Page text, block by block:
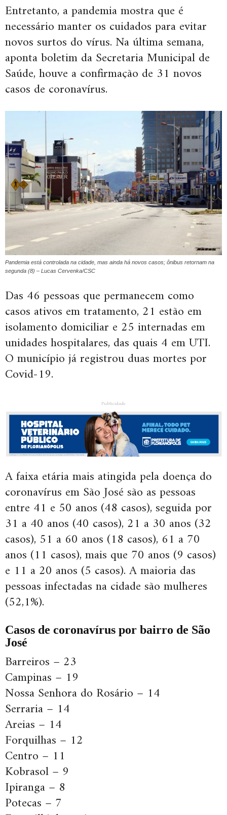
Entretanto, a pandemia mostra que é
necessário manter os cuidados para evitar
novos surtos do vírus. Na última semana,
aponta boletim da Secretaria Municipal de
Saúde, houve a confirmação de 31 novos
casos de coronavírus.
Pandemia está controlada na cidade, mas ainda há novos casos; ônibus retornam na
segunda (8) – Lucas Cervenka/CSC
Das 46 pessoas que permanecem como
casos ativos em tratamento, 21 estão em
isolamento domiciliar e 25 internadas em
unidades hospitalares, das quais 4 em UTI.
O município já registrou duas mortes por
Covid-19.
Publicidade
A faixa etária mais atingida pela doença do
coronavírus em São José são as pessoas
entre 41 e 50 anos (48 casos), seguida por
31 a 40 anos (40 casos), 21 a 30 anos (32
casos), 51 a 60 anos (18 casos), 61 a 70
anos (11 casos), mais que 70 anos (9 casos)
e 11 a 20 anos (5 casos). A maioria das
pessoas infectadas na cidade são mulheres
(52,1%).
Casos de coronavírus por bairro de São
José
Barreiros – 23
Campinas – 19
Nossa Senhora do Rosário – 14
Serraria – 14
Areias – 14
Forquilhas – 12
Centro – 11
Kobrasol – 9
Ipiranga – 8
Potecas – 7